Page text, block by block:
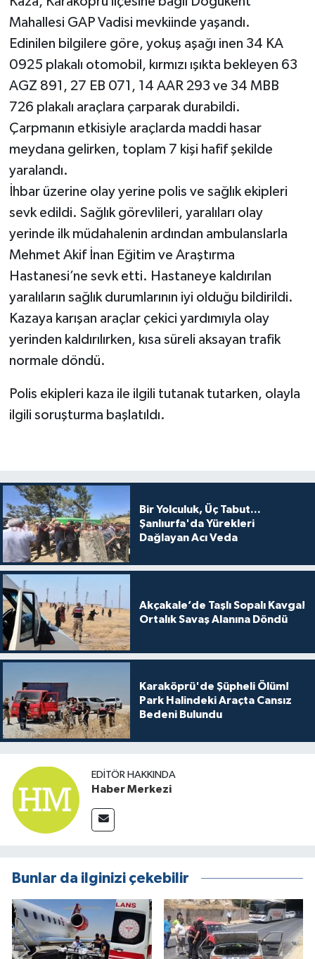
Mahallesi GAP Vadisi mevkiinde yaşandı.
Edinilen bilgilere göre, yokuş aşağı inen 34 KA
0925 plakalı otomobil, kırmızı ışıkta bekleyen 63
AGZ 891, 27 EB 071, 14 AAR 293 ve 34 MBB
726 plakalı araçlara çarparak durabildi.
Çarpmanın etkisiyle araçlarda maddi hasar
meydana gelirken, toplam 7 kişi hafif şekilde
yaralandı.
İhbar üzerine olay yerine polis ve sağlık ekipleri
sevk edildi. Sağlık görevlileri, yaralıları olay
yerinde ilk müdahalenin ardından ambulanslarla
Mehmet Akif İnan Eğitim ve Araştırma
Hastanesi’ne sevk etti. Hastaneye kaldırılan
yaralıların sağlık durumlarının iyi olduğu bildirildi.
Kazaya karışan araçlar çekici yardımıyla olay
yerinden kaldırılırken, kısa süreli aksayan trafik
normale döndü.
Polis ekipleri kaza ile ilgili tutanak tutarken, olayla
ilgili soruşturma başlatıldı.
Bir Yolculuk, Üç Tabut...
Şanlıurfa'da Yürekleri
Dağlayan Acı Veda
Akçakale’de Taşlı Sopalı Kavga!
Ortalık Savaş Alanına Döndü
Karaköprü'de Şüpheli Ölüm!
Park Halindeki Araçta Cansız
Bedeni Bulundu
EDITÖR HAKKINDA
Haber Merkezi
Bunlar da ilginizi çekebilir